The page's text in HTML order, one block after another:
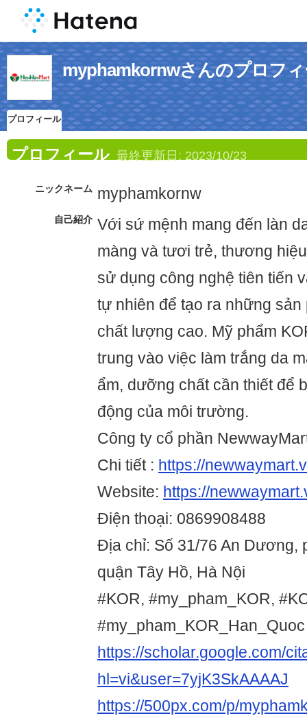
myphamkornwさんのプロフ
プロフィール
プロフィール 最終更新日: 2023/10/23
ニックネーム myphamkornw
自己紹介 Với sứ mệnh mang đến làn
màng và tươi trẻ, thương
sử dụng công nghệ tiên tiến
tự nhiên để tạo ra những sản
chất lượng cao. Mỹ phẩm
trung vào việc làm trắng da
ẩm, dưỡng chất cần thiết để
động của môi trường.
Công ty cổ phần
Chi tiết : https://
Website: https://
Điện thoại: 0869908488
Địa chỉ: Số 31/76 An Dương,
quận Tây Hồ, Hà Nội
#KOR, #my_pham_KOR,
#my_pham_KOR_Han_Quoc
https://scholar.google.com/
hl=vi&user=7yjK3SkAAAAJ
https://500px.com/p/